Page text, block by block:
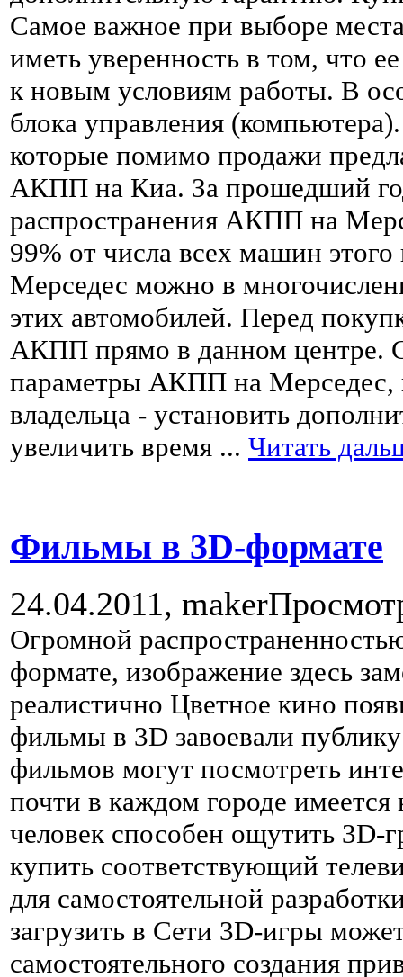
Самое важное при выборе
иметь уверенность в том, что
к новым условиям работы. В
блока управления
которые помимо продажи
АКПП на Киа. За прошедший
распространения АКПП на
99% от числа всех машин
Мерседес можно в
этих автомобилей. Перед
АКПП прямо в данном центре.
параметры АКПП на Мерседес,
владельца - установить
увеличить время ... Читать
Фильмы в 3D-формате
24.04.2011, maker
Огромной
формате, изображение здесь
реалистично Цветное кино
фильмы в 3D завоевали
фильмов могут посмотреть
почти в каждом городе
человек способен ощутить 3D-
купить соответствующий
для самостоятельной
загрузить в Сети 3D-игры
самостоятельного создания